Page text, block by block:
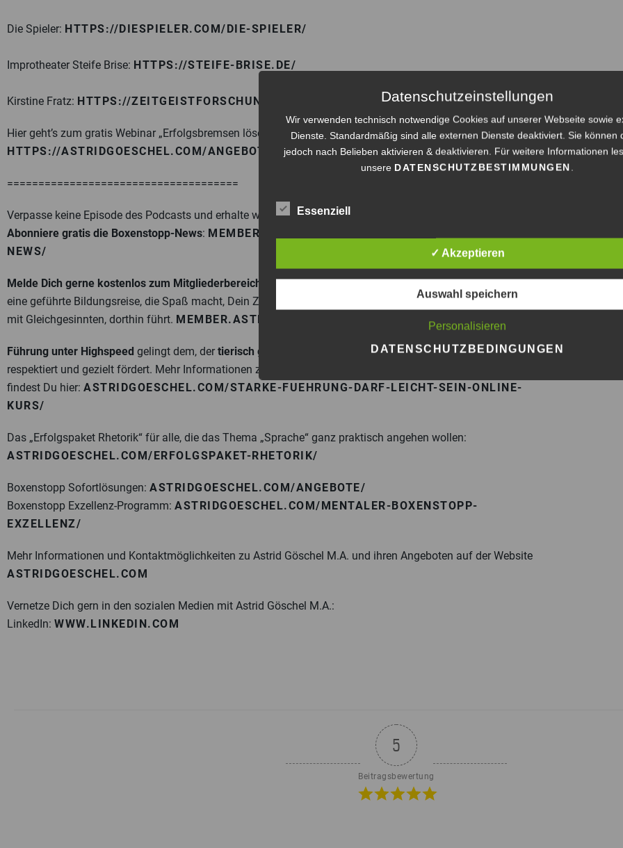
Die Spieler: HTTPS://DIESPIELER.COM/DIE-SPIELER/
Improtheater Steife Brise: HTTPS://STEIFE-BRISE.DE/
Kirstine Fratz: HTTPS://ZEITGEISTFORSCHUNG.COM/
Hier geht’s zum gratis Webinar „Erfolgsbremsen lösen“:
HTTPS://ASTRIDGOESCHEL.COM/ANGEBOTE/
=====================================
Verpasse keine Episode des Podcasts und erhalte weitere Inhalte und Gedanken zu den Monatsthemen.
Abonniere gratis die Boxenstopp-News: MEMBER.ASTRIDGOESCHEL.COM/BOXENSTOPP-
NEWS/
Melde Dich gerne kostenlos zum Mitgliederbereich „ERFOLG DARF LEICHT SEIN“anund erlebe eine
eine geführte Bildungsreise, die Spaß macht, Dein Ziel im Blick hat und Dich auf direktem Weg, gemeinsam
mit Gleichgesinnten, dorthin führt. MEMBER.ASTRIDGOESCHEL.COM
Führung unter Highspeed gelingt dem, der tierisch gut führen
kann und die natürlichen Grundbedürfnisse
respektiert und gezielt fördert. Mehr Informationen zum
findest Du hier: ASTRIDGOESCHEL.COM/STARKE-FUEHRUNG-DARF-LEICHT-SEIN-ONLINE-
KURS/
Das „Erfolgspaket Rhetorik“ für alle, die das Thema „Sprache“ ganz praktisch angehen wollen:
ASTRIDGOESCHEL.COM/ERFOLGSPAKET-RHETORIK/
Boxenstopp Sofortlösungen: ASTRIDGOESCHEL.COM/ANGEBOTE/
Boxenstopp Exzellenz-Programm: ASTRIDGOESCHEL.COM/MENTALER-BOXENSTOPP-
EXZELLENZ/
Mehr Informationen und Kontaktmöglichkeiten zu Astrid Göschel M.A. und ihren Angeboten auf der Website
ASTRIDGOESCHEL.COM
Vernetze Dich gern in den sozialen Medien mit Astrid Göschel M.A.:
LinkedIn: WWW.LINKEDIN.COM
5
Beitragsbewertung
Datenschutzeinstellungen
Wir verwenden technisch notwendige Cookies auf unserer Webseite sowie
Dienste. Standardmäßig sind alle externen Dienste deaktiviert. Sie können
jedoch nach Belieben aktivieren & deaktivieren. Für weitere Informationen
unsere DATENSCHUTZBESTIMMUNGEN.
Essenziell
✓ Akzeptieren
Auswahl speichern
Personalisieren
DATENSCHUTZBEDINGUNGEN